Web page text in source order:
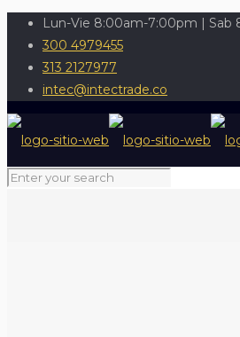
Lun-Vie 8:00am-7:00pm | Sab
300 4979455
313 2127977
intec@intectrade.co